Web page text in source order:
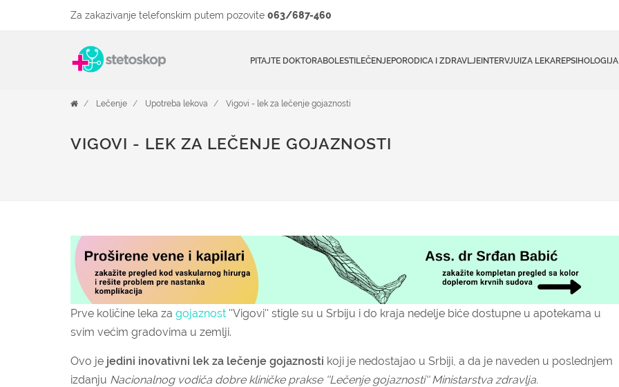
Za zakazivanje telefonskim putem pozovite 063/687-460
PITAJTE DOKTORABOLESTILEČENJEPORODICA I ZDRAVLJEINTERVJUIZA LEKAREPSIHOLOGIJA
Lečenje Upotreba lekova Vigovi - lek za lečenje gojaznosti
VIGOVI - LEK ZA LEČENJE GOJAZNOSTI
Prve količine leka za gojaznost ''Vigovi'' stigle su u Srbiju i do kraja nedelje biće dostupne u apotekama u
svim većim gradovima u zemlji.
Ovo je jedini inovativni lek za lečenje gojaznosti koji je nedostajao u Srbiji, a da je naveden u poslednjem
izdanju Nacionalnog vodiča dobre kliničke prakse ''Lečenje gojaznosti'' Ministarstva zdravlja.